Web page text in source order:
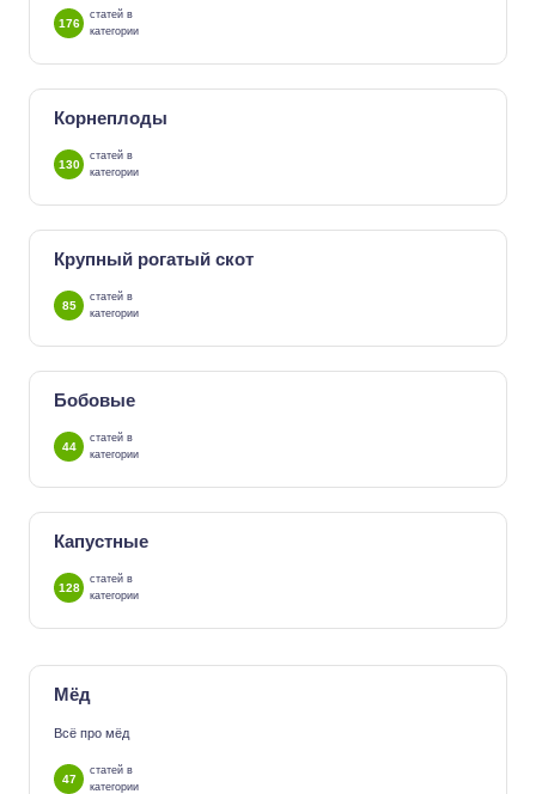
176
статей в
категории
Корнеплоды
130
статей в
категории
Крупный рогатый скот
85
статей в
категории
Бобовые
44
статей в
категории
Капустные
128
статей в
категории
Мёд
Всё про мёд
47
статей в
категории